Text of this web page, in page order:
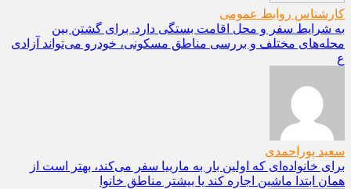
کارشناس روابط عمومی
به شرایط سفر و محل اقامت بستگی دارد. برای گشتن بین
محله‌های مختلف و بررسی مناطق مسکونی، خودرو می‌تواند آزادی
ع
سعید پوراحمدی
برای خانواده‌ای که اولین بار به ماربیا سفر می‌کند، بهتر است از
همان ابتدا ماشین اجاره کند یا بیشتر مناطق خانوا